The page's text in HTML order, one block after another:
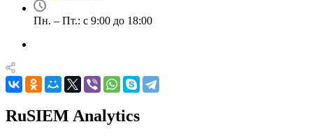
Пн. – Пт.: с 9:00 до 18:00
RuSIEM Analytics